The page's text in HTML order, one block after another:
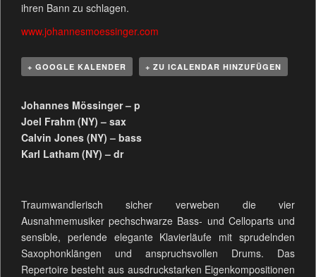
ihren Bann zu schlagen.
www.johannesmoessinger.com
+ GOOGLE KALENDER + ZU ICALENDAR HINZUFÜGEN
Johannes Mössinger – p
Joel Frahm (NY) – sax
Calvin Jones (NY) – bass
Karl Latham (NY) – dr
Traumwandlerisch sicher verweben die vier
Ausnahmemusiker pechschwarze Bass- und Celloparts und
sensible, perlende elegante Klavierläufe mit sprudelnden
Saxophonklängen und anspruchsvollen Drums. Das
Repertoire besteht aus ausdruckstarken Eigenkompositionen